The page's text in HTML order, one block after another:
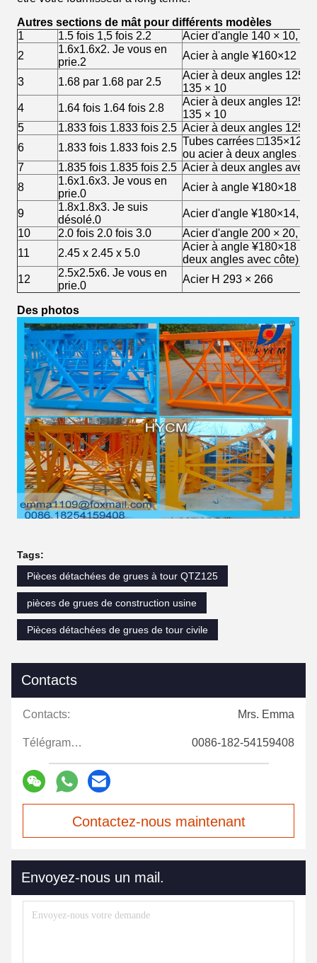
Autres sections de mât pour différents modèles
1
1.5 fois 1,5 fois 2.2
Acier d'angle 140 × 10,
2
1.6x1.6x2. Je vous en
prie.2
Acier à angle ¥160×12
3 1.68 par 1.68 par 2.5
Acier à deux angles 125 ×
135 × 10
4
1.64 fois 1.64 fois 2.8
Acier à deux angles 125 ×
135 × 10
5
1.833 fois 1.833 fois 2.5 Acier à deux angles 125 ×
6
1.833 fois 1.833 fois 2.5
Tubes carrées □135×12
ou acier à deux angles à
7
1.835 fois 1.835 fois 2.5 Acier à deux angles avec
8
1.6x1.6x3. Je vous en
prie.0
Acier à angle ¥180×18
9
1.8x1.8x3. Je suis
désolé.0
Acier d'angle ¥180×14,
10
2.0 fois 2.0 fois 3.0
Acier d'angle 200 × 20,
11
2.45 x 2.45 x 5.0
Acier à angle ¥180×18 (à
deux angles avec côte)
12
2.5x2.5x6. Je vous en
prie.0
Acier H 293 × 266
Des photos
Tags:
Pièces détachées de grues à tour QTZ125
pièces de grues de construction usine
Pièces détachées de grues de tour civile
Contacts
Contacts: Mrs. Emma
Télégramme: 0086-182-54159408
Contactez-nous maintenant
Envoyez-nous un mail.